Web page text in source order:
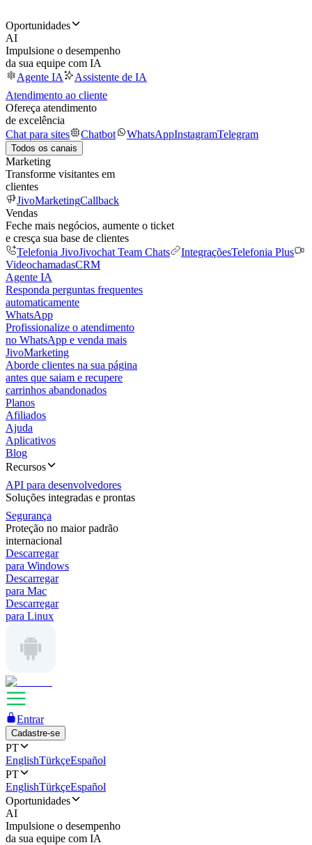
Oportunidades
AI
Impulsione o desempenho
da sua equipe com IA
Agente IA
Assistente de IA
Atendimento ao cliente
Ofereça atendimento
de excelência
Chat para sites
Chatbot WhatsAppInstagramTelegram
Todos os canais
Marketing
Transforme visitantes em
clientes
JivoMarketingCallback
Vendas
Feche mais negócios, aumente o ticket
e cresça sua base de clientes
Telefonia JivoJivochat Team Chats IntegraçõesTelefonia Plus
VideochamadasCRM
Agente IA
Responda perguntas frequentes
automaticamente
WhatsApp
Profissionalize o atendimento
no WhatsApp e venda mais
JivoMarketing
Aborde clientes na sua página
antes que saiam e recupere
carrinhos abandonados
Planos
Afiliados
Ajuda
Aplicativos
Blog
Recursos
API para desenvolvedores
Soluções integradas e prontas
Segurança
Proteção no maior padrão
internacional
Descarregar
para Windows
Descarregar
para Mac
Descarregar
para Linux
Entrar
Cadastre-se
PT
EnglishTürkçeEspañol
PT
EnglishTürkçeEspañol
Oportunidades
AI
Impulsione o desempenho
da sua equipe com IA